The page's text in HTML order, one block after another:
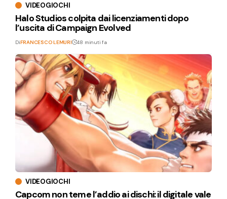
VIDEOGIOCHI
Halo Studios colpita dai licenziamenti dopo
l’uscita di Campaign Evolved
DiFRANCESCO LEMURI 48 minuti fa
VIDEOGIOCHI
Capcom non teme l’addio ai dischi: il digitale vale